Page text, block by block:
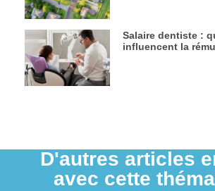
Salaire dentiste :
influencent la
D'autres articles
avec cette